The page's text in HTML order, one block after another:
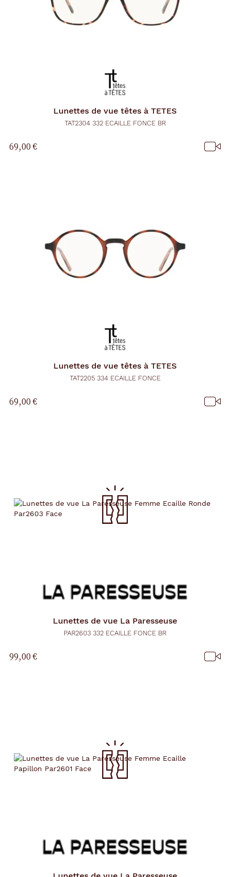
Lunettes de vue têtes à TETES
TAT2304 332 ECAILLE FONCE BR
69,00 €
Lunettes de vue têtes à TETES
TAT2205 334 ECAILLE FONCE
69,00 €
Lunettes de vue La Paresseuse
PAR2603 332 ECAILLE FONCE BR
99,00 €